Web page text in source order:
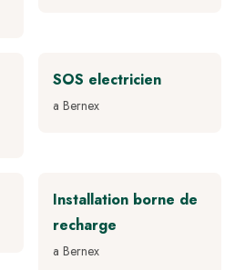
SOS electricien
a Bernex
Installation borne de
recharge
a Bernex